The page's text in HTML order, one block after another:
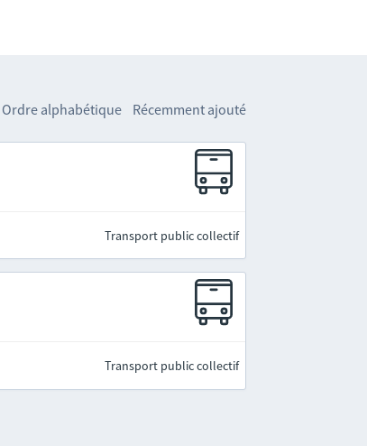
Ordre alphabétique Récemment ajouté
Transport public collectif
Transport public collectif